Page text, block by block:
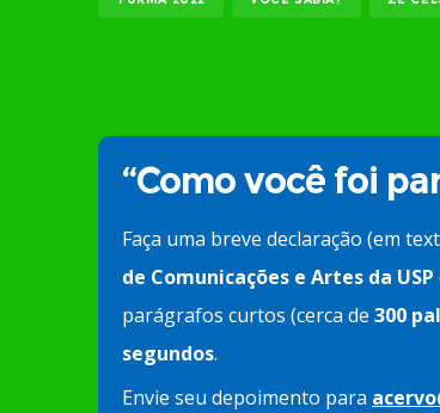
“Como você foi
Faça uma breve declaração (em
de Comunicações e Artes da USP
parágrafos curtos (cerca de 300
segundos.
Envie seu depoimento para